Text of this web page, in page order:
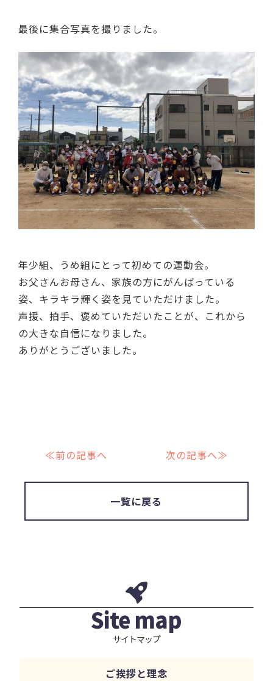
最後に集合写真を撮りました。
年少組、うめ組にとって初めての運動会。
お父さんお母さん、家族の方にがんばっている
姿、キラキラ輝く姿を見ていただけました。
声援、拍手、褒めていただいたことが、これから
の大きな自信になりました。
ありがとうございました。
≪前の記事へ 次の記事へ≫
一覧に戻る
Site map
サイトマップ
ご挨拶と理念